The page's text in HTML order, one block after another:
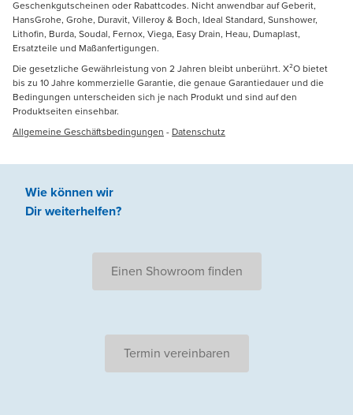
Geschenkgutscheinen oder Rabattcodes. Nicht anwendbar auf Geberit,
HansGrohe, Grohe, Duravit, Villeroy & Boch, Ideal Standard, Sunshower,
Lithofin, Burda, Soudal, Fernox, Viega, Easy Drain, Heau, Dumaplast,
Ersatzteile und Maßanfertigungen.
Die gesetzliche Gewährleistung von 2 Jahren bleibt unberührt. X²O bietet
bis zu 10 Jahre kommerzielle Garantie, die genaue Garantiedauer und die
Bedingungen unterscheiden sich je nach Produkt und sind auf den
Produktseiten einsehbar.
Allgemeine Geschäftsbedingungen - Datenschutz
Wie können wir
Dir weiterhelfen?
Einen Showroom finden
Termin vereinbaren